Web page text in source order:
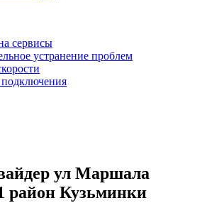
сервисы
устранение проблем
ул Маршала
район Кузьминки